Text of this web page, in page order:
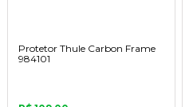
Protetor Thule Carbon Frame
984101